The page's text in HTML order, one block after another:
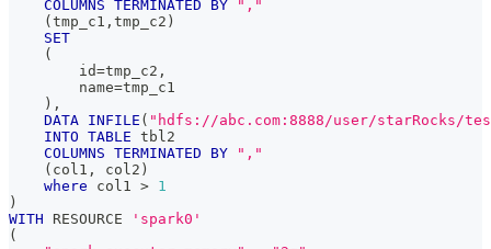
COLUMNS TERMINATED BY
","
( tmp_c1 , tmp_c2 )
SET
(
        id
=tmp_c2 ,
        name
=tmp_c1
) ,
DATA INFILE ( "hdfs://abc.com:8888/user/starRocks/
INTO TABLE tbl2
COLUMNS TERMINATED BY
","
( col1 , col2 )
where col1 > 1
)
WITH RESOURCE
'spark0'
(